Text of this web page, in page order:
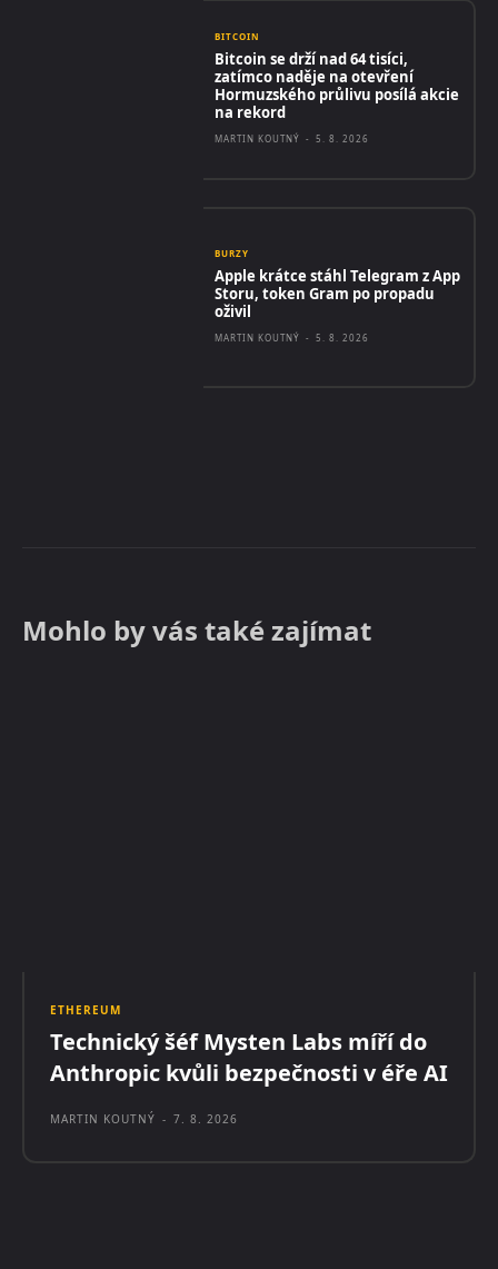
BITCOIN
Bitcoin se drží nad 64 tisíci,
zatímco naděje na otevření
Hormuzského průlivu posílá akcie
na rekord
MARTIN KOUTNÝ - 5. 8. 2026
BURZY
Apple krátce stáhl Telegram z App
Storu, token Gram po propadu
oživil
MARTIN KOUTNÝ - 5. 8. 2026
Mohlo by vás také zajímat
ETHEREUM
Technický šéf Mysten Labs míří do
Anthropic kvůli bezpečnosti v éře AI
MARTIN KOUTNÝ - 7. 8. 2026